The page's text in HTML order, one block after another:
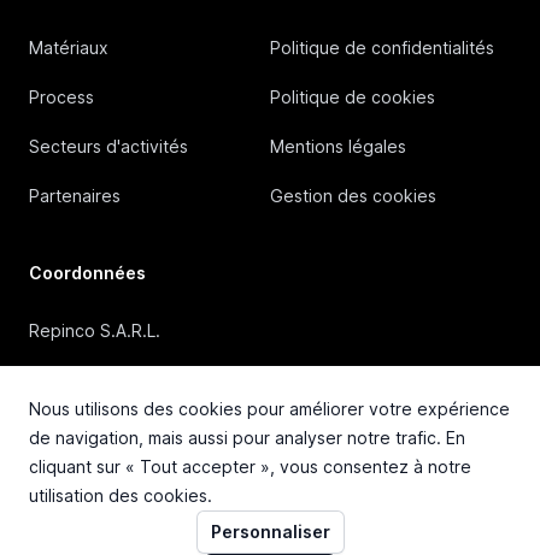
Nous utilisons des cookies pour améliorer votre expérience
de navigation, mais aussi pour analyser notre trafic. En
cliquant sur « Tout accepter », vous consentez à notre
utilisation des cookies.
Personnaliser
Matériaux
Process
Secteurs d'activités
Partenaires
Politique de confidentialités
Politique de cookies
Mentions légales
Gestion des cookies
Coordonnées
Repinco S.A.R.L.
+33 4 72 36 87 87
contact@repinco.com